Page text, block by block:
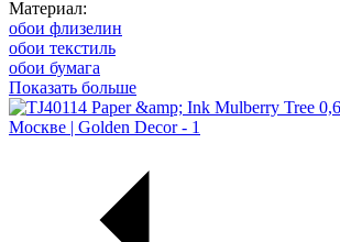
Материал:
обои флизелин
обои текстиль
обои бумага
Показать больше